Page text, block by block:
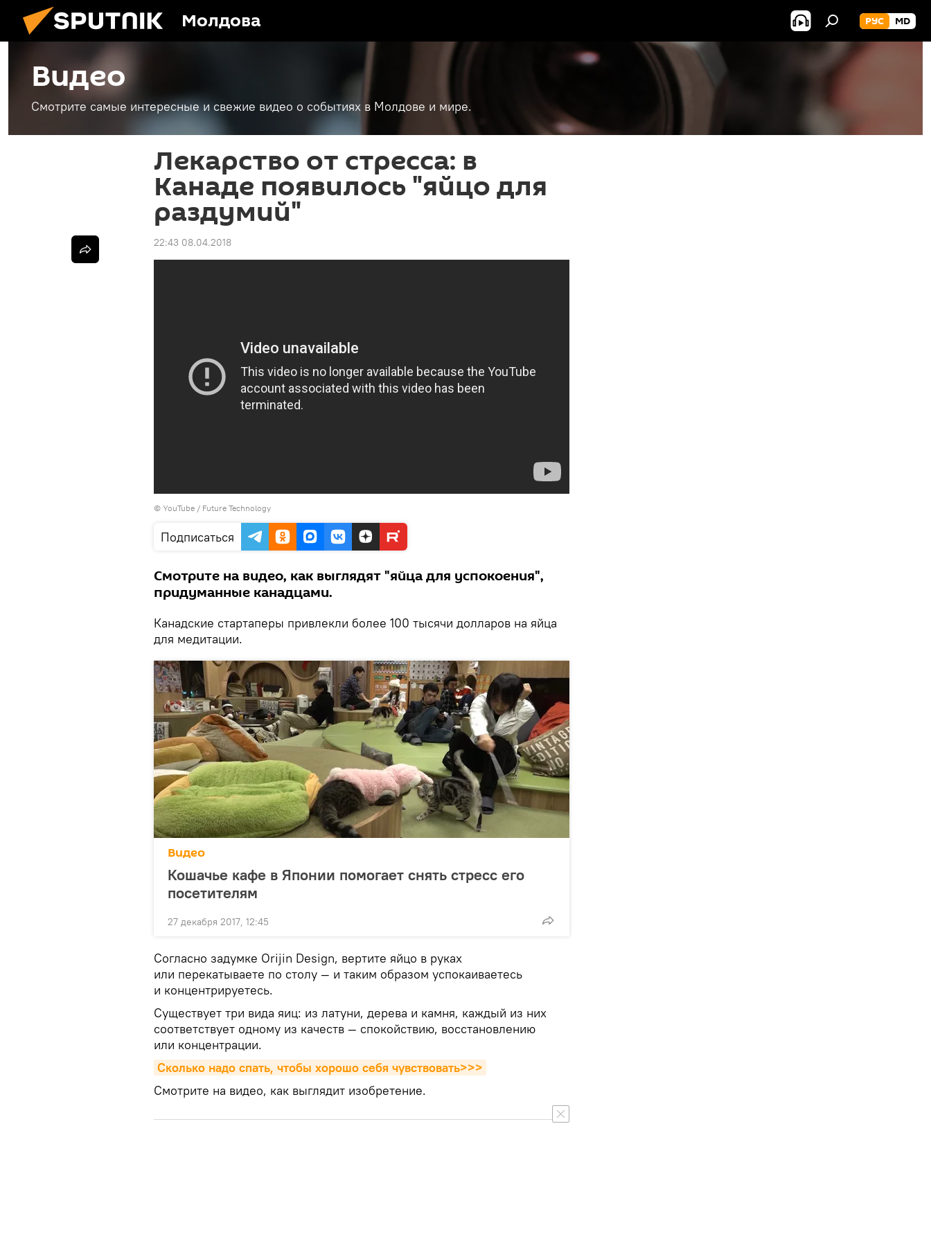
Молдова РУС MD
Видео
Смотрите самые интересные и свежие видео о событиях в Молдове и мире.
Лекарство от стресса: в
Канаде появилось "яйцо для
раздумий"
22:43 08.04.2018
© YouTube / Future Technology
Подписаться
Смотрите на видео, как выглядят "яйца для успокоения",
придуманные канадцами.
Канадские стартаперы привлекли более 100 тысячи долларов на яйца
для медитации.
Видео
Кошачье кафе в Японии помогает снять стресс его
посетителям
27 декабря 2017, 12:45
Согласно задумке Orijin Design, вертите яйцо в руках
или перекатываете по столу — и таким образом успокаиваетесь
и концентрируетесь.
Существует три вида яиц: из латуни, дерева и камня, каждый из них
соответствует одному из качеств — спокойствию, восстановлению
или концентрации.
Сколько надо спать, чтобы хорошо себя чувствовать>>>
Смотрите на видео, как выглядит изобретение.